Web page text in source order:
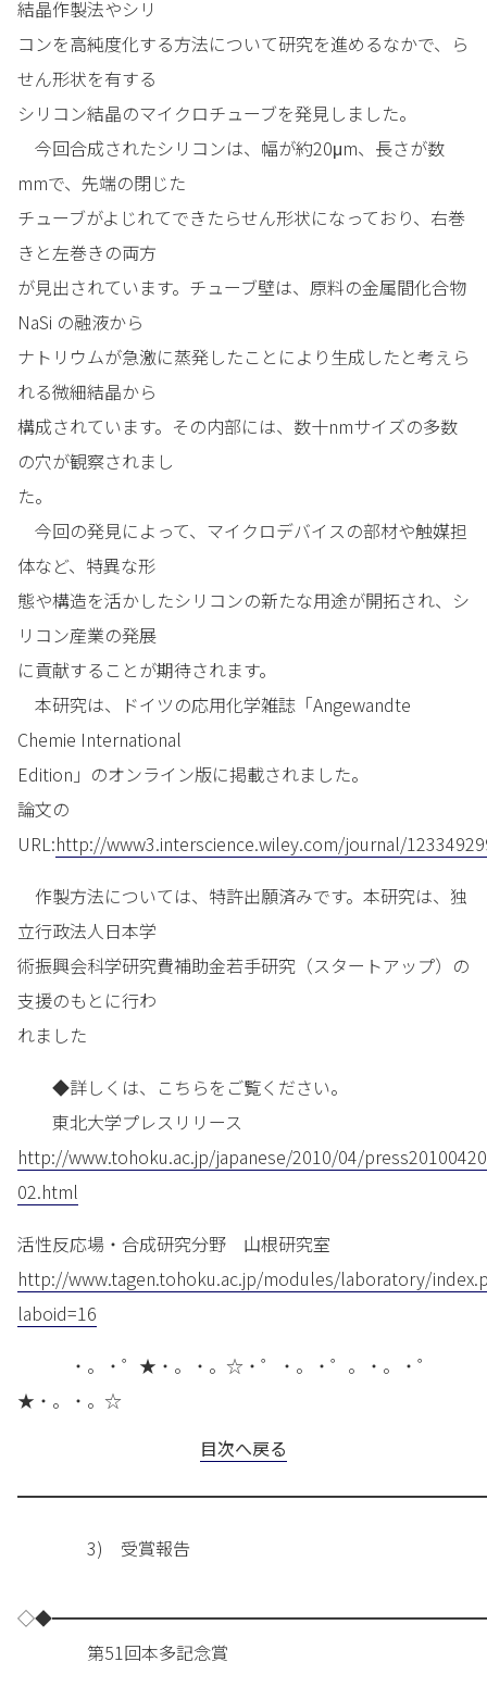
結晶作製法やシリ
コンを高純度化する方法について研究を進めるなかで、ら
せん形状を有する
シリコン結晶のマイクロチューブを発見しました。
今回合成されたシリコンは、幅が約20μm、長さが数
mmで、先端の閉じた
チューブがよじれてできたらせん形状になっており、右巻
きと左巻きの両方
が見出されています。チューブ壁は、原料の金属間化合物
NaSi の融液から
ナトリウムが急激に蒸発したことにより生成したと考えら
れる微細結晶から
構成されています。その内部には、数十nmサイズの多数
の穴が観察されまし
た。
今回の発見によって、マイクロデバイスの部材や触媒担
体など、特異な形
態や構造を活かしたシリコンの新たな用途が開拓され、シ
リコン産業の発展
に貢献することが期待されます。
本研究は、ドイツの応用化学雑誌「Angewandte
Chemie International
Edition」のオンライン版に掲載されました。
論文の
URL:http://www3.interscience.wiley.com/journal/
作製方法については、特許出願済みです。本研究は、独
立行政法人日本学
術振興会科学研究費補助金若手研究（スタートアップ）の
支援のもとに行わ
れました
◆詳しくは、こちらをご覧ください。
東北大学プレスリリース
http://www.tohoku.ac.jp/japanese/2010/04/
02.html
活性反応場・合成研究分野 山根研究室
http://www.tagen.tohoku.ac.jp/modules/laboratory/
laboid=16
・。・゜★・。・。☆・゜・。・゜。・。・゜
★・。・。☆
目次へ戻る
3) 受賞報告
第51回本多記念賞